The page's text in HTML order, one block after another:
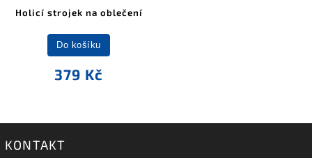
Holicí strojek na oblečení
379 Kč
Do košíku
KONTAKT